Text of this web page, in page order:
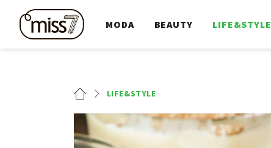
MODA BEAUTY LIFE&STYLE
LIFE&STYLE